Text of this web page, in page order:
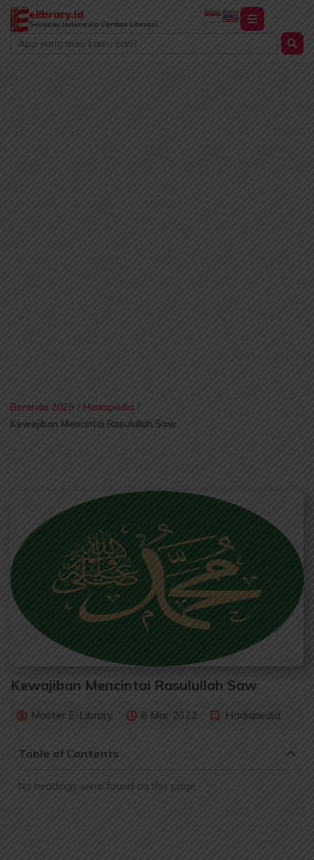
Lewati
konten
elibrary.id
Gerakan Indonesia Cerdas Literasi
Search
...
Beranda 2025 / Hadispedia /
Kewajiban Mencintai Rasulullah Saw
Kewajiban Mencintai Rasulullah Saw
Master E-Library 6 Mar 2022 Hadispedia
Table of Contents
No headings were found on this page.